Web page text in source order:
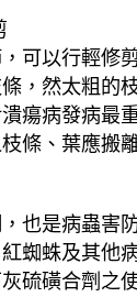
可以行輕修
，然太粗的
瘍病發病最
條、葉應搬
也是病蟲害
蜘蛛及其他
硫磺合劑之